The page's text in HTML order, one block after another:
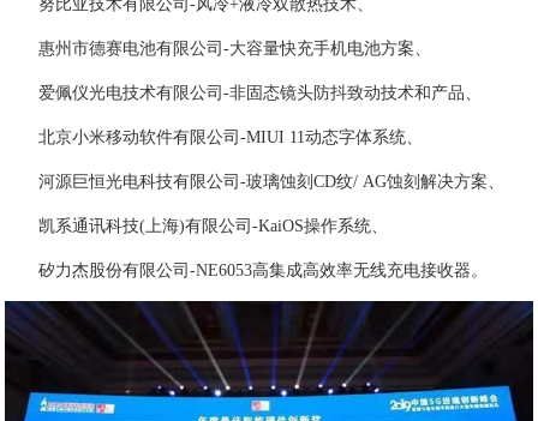
努比亚技术有限公司-风冷+液冷双散热技术、
惠州市德赛电池有限公司-大容量快充手机电池方案、
爱佩仪光电技术有限公司-非固态镜头防抖致动技术和产品、
北京小米移动软件有限公司-MIUI 11动态字体系统、
河源巨恒光电科技有限公司-玻璃蚀刻CD纹/ AG蚀刻解决方案、
凯系通讯科技(上海)有限公司-KaiOS操作系统、
矽力杰股份有限公司-NE6053高集成高效率无线充电接收器。